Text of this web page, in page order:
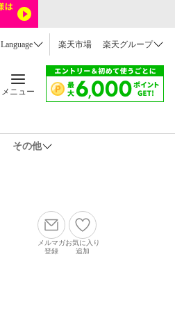
Language 楽天市場 楽天グループ
メニュー
その他
メルマガ
登録
お気に入り
追加